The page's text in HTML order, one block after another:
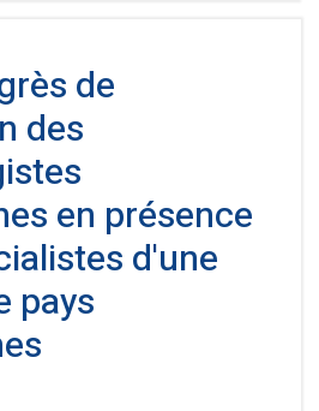
de
des
en présence
d'une
pays